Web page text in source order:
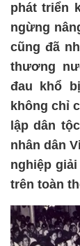
phát triển
ngừng
cũng đã
thương
đau khổ
không chỉ
lập dân
nhân dân
nghiệp
trên toàn